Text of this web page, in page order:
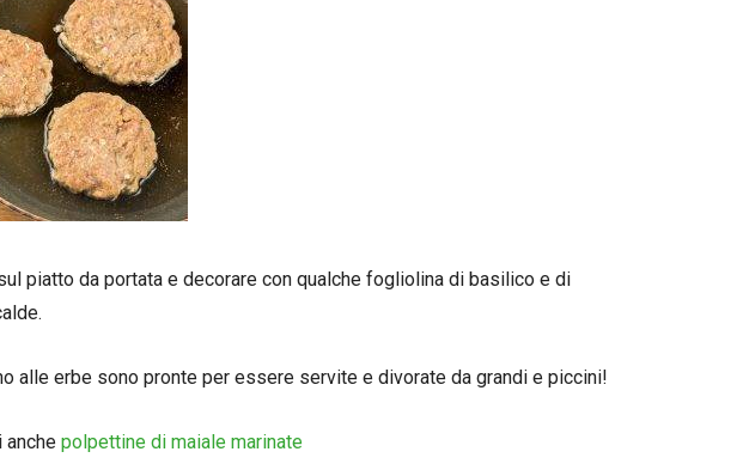
piatto da portata e decorare con qualche fogliolina di basilico e di
alle erbe sono pronte per essere servite e divorate da grandi e piccini!
polpettine di maiale marinate